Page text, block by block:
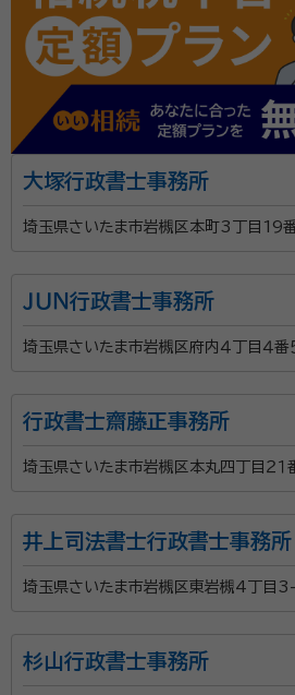
大塚行政書士事務所
埼玉県さいたま市岩槻区本町3丁目19
ＪＵＮ行政書士事務所
埼玉県さいたま市岩槻区府内４丁目４番
行政書士齋藤正事務所
埼玉県さいたま市岩槻区本丸四丁目２１
井上司法書士行政書士事務所
埼玉県さいたま市岩槻区東岩槻4丁目
杉山行政書士事務所